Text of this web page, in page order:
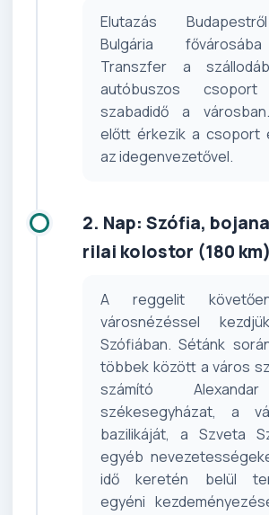
Elutazás
Bulgária
Transzfer a
autóbuszos csoport
szabadidő a
előtt érkezik a csoport
az idegenvezetővel.
2. Nap: Szófia,
rilai kolostor (180 km)
A reggelit
városnézéssel
Szófiában. Sétánk
többek között a város
számító
székesegyházat, a
bazilikáját, a Szveta
egyéb
idő keretén belül
egyéni